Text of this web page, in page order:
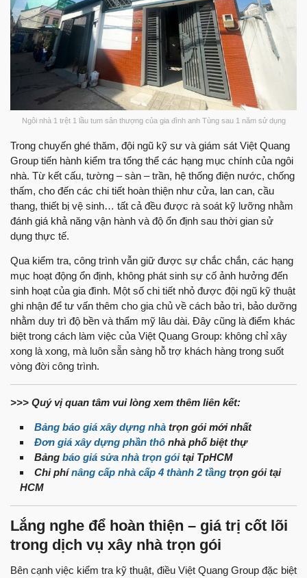
Ngôi nhà 1 trệt 1 lầu tum sân thượng của gia đình anh Tùng sau 1 năm sử dụng
Trong chuyến ghé thăm, đội ngũ kỹ sư và giám sát Việt Quang
Group tiến hành kiểm tra tổng thể các hạng mục chính của ngôi
nhà. Từ kết cấu, tường – sàn – trần, hệ thống điện nước, chống
thấm, cho đến các chi tiết hoàn thiện như cửa, lan can, cầu
thang, thiết bị vệ sinh… tất cả đều được rà soát kỹ lưỡng nhằm
đánh giá khả năng vận hành và độ ổn định sau thời gian sử
dụng thực tế.
Qua kiểm tra, công trình vẫn giữ được sự chắc chắn, các hạng
mục hoạt động ổn định, không phát sinh sự cố ảnh hưởng đến
sinh hoạt của gia đình. Một số chi tiết nhỏ được đội ngũ kỹ thuật
ghi nhận để tư vấn thêm cho gia chủ về cách bảo trì, bảo dưỡng
nhằm duy trì độ bền và thẩm mỹ lâu dài. Đây cũng là điểm khác
biệt trong cách làm việc của Việt Quang Group: không chỉ xây
xong là xong, mà luôn sẵn sàng hỗ trợ khách hàng trong suốt
vòng đời công trình.
>>> Quý vị quan tâm vui lòng xem thêm liên kết:
Bảng báo giá xây dựng nhà trọn gói mới nhất
Đơn giá xây dựng phần thô nhà phố biệt thự
Bảng báo giá sửa nhà trọn góitại TpHCM
Chi phínâng cấp nhà cấp 4 thành 2 tầng trọn gói tại
HCM
Lắng nghe để hoàn thiện – giá trị cốt lõi
trong dịch vụ xây nhà trọn gói
Bên cạnh việc kiểm tra kỹ thuật, điều Việt Quang Group đặc biệt